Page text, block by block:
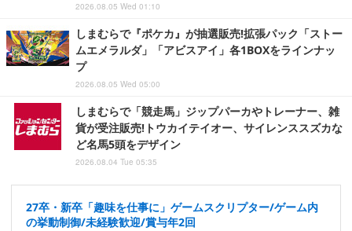
2026.08.05 Wed 01:10
しまむらで『ポケカ』が抽選販売!拡張パック「ストー
ムエメラルダ」「アビスアイ」各1BOXをラインナッ
プ
2026.08.05 Wed 05:00
しまむらで「競走馬」ジップパーカやトレーナー、雑
貨が受注販売!トウカイテイオー、サイレンススズカな
ど名馬5頭をデザイン
2026.08.04 Tue 05:35
27卒・新卒「趣味を仕事に」ゲームスクリプター/ゲーム内
の挙動制御/未経験歓迎/賞与年2回